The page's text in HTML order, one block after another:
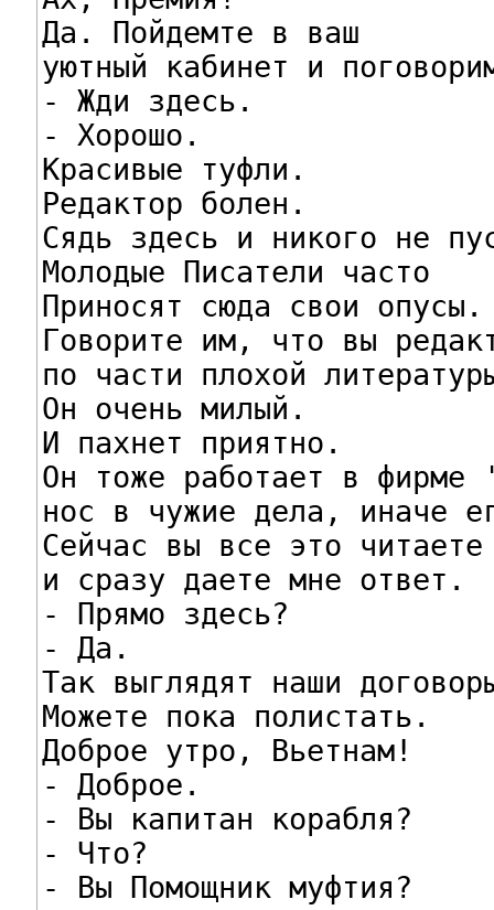
Да. Пойдемте в ваш
уютный кабинет и
- Жди здесь.
- Хорошо.
Красивые туфли.
Редактор болен.
Сядь здесь и никого не
Молодые Писатели часто
Приносят сюда свои опусы.
Говорите им, что вы
по части плохой
Он очень милый.
И пахнет приятно.
Он тоже работает в
нос в чужие дела, иначе
Сейчас вы все это читаете
и сразу даете мне ответ.
- Прямо здесь?
- Да.
Так выглядят наши
Можете пока полистать.
Доброе утро, Вьетнам!
- Доброе.
- Вы капитан корабля?
- Что?
- Вы Помощник муфтия?